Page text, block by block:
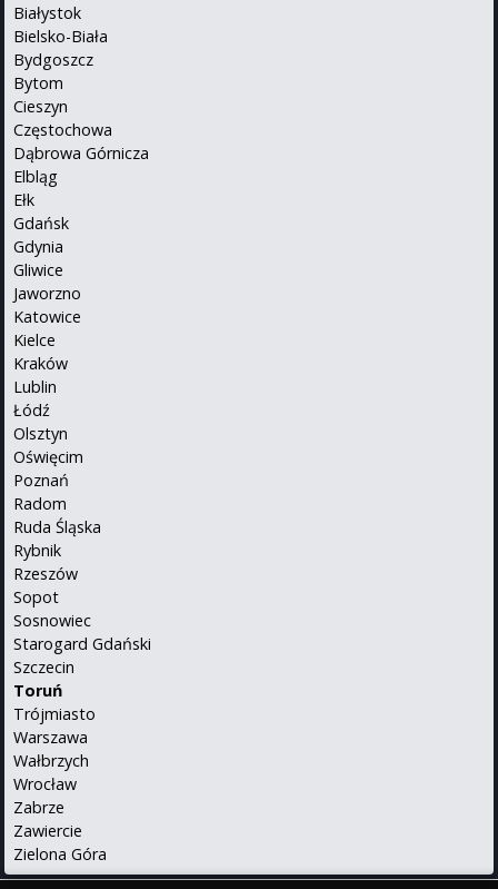
Białystok
Bielsko-Biała
Bydgoszcz
Bytom
Cieszyn
Częstochowa
Dąbrowa Górnicza
Elbląg
Ełk
Gdańsk
Gdynia
Gliwice
Jaworzno
Katowice
Kielce
Kraków
Lublin
Łódź
Olsztyn
Oświęcim
Poznań
Radom
Ruda Śląska
Rybnik
Rzeszów
Sopot
Sosnowiec
Starogard Gdański
Szczecin
Toruń
Trójmiasto
Warszawa
Wałbrzych
Wrocław
Zabrze
Zawiercie
Zielona Góra